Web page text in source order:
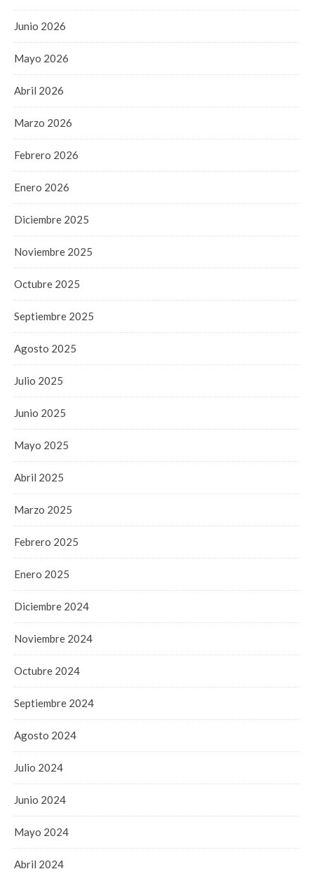
Junio 2026
Mayo 2026
Abril 2026
Marzo 2026
Febrero 2026
Enero 2026
Diciembre 2025
Noviembre 2025
Octubre 2025
Septiembre 2025
Agosto 2025
Julio 2025
Junio 2025
Mayo 2025
Abril 2025
Marzo 2025
Febrero 2025
Enero 2025
Diciembre 2024
Noviembre 2024
Octubre 2024
Septiembre 2024
Agosto 2024
Julio 2024
Junio 2024
Mayo 2024
Abril 2024